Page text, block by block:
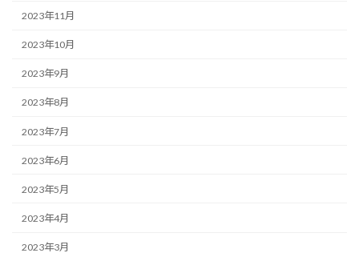
2023年11月
2023年10月
2023年9月
2023年8月
2023年7月
2023年6月
2023年5月
2023年4月
2023年3月